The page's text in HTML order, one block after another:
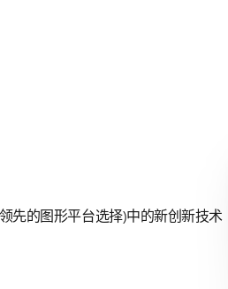
先的图形平台选择)中的新创新技术